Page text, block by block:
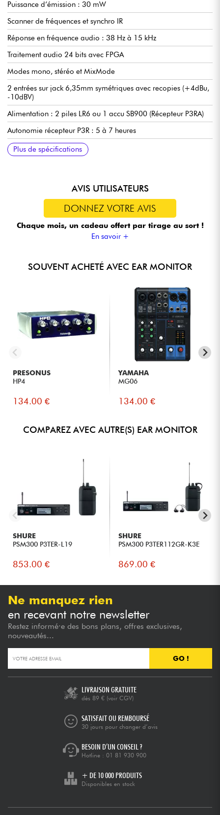
Puissance d’émission : 30 mW
Scanner de fréquences et synchro IR
Réponse en fréquence audio : 38 Hz à 15 kHz
Traitement audio 24 bits avec FPGA
Modes mono, stéréo et MixMode
2 entrées sur jack 6,35mm symétriques avec recopies (+4dBu,
-10dBV)
Alimentation : 2 piles LR6 ou 1 accu SB900 (Récepteur P3RA)
Autonomie récepteur P3R : 5 à 7 heures
Autonomie récepteur P3RA : 4 à 5h30 avec piles – 5h30 à 7h
avec accu SB900
Compatible avec la TNT et la 4G
K3E (606-630MHz)
Livré avec kit de montage en rack simple/double, antenne ¼
onde et alimentation externe
Plus de spécifications
AVIS UTILISATEURS
DONNEZ VOTRE AVIS
Chaque mois, un cadeau offert par tirage au sort !
En savoir +
SOUVENT ACHETÉ AVEC EAR MONITOR
PRESONUS
HP4
134.00 €
YAMAHA
MG06
134.00 €
COMPAREZ AVEC AUTRE(S) EAR MONITOR
SHURE
PSM300 P3TER-L19
853.00 €
SHURE
PSM300 P3TER112GR-K3E
869.00 €
Ne manquez rien
en recevant notre newsletter
Restez informé·e des bons plans, offres exclusives,
nouveautés...
GO !
LIVRAISON GRATUITE
dès 89 € (voir CGV)
SATISFAIT OU REMBOURSÉ
30 jours pour changer d’avis
BESOIN D’UN CONSEIL ?
Hotline : 01 81 930 900
+ DE 10 000 PRODUITS
Disponibles en stock